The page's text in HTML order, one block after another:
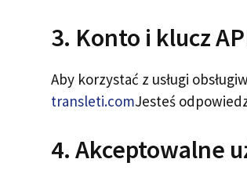
3. Konto i klucz
Aby korzystać z usługi
transleti.comJesteś
4. Akceptowalne